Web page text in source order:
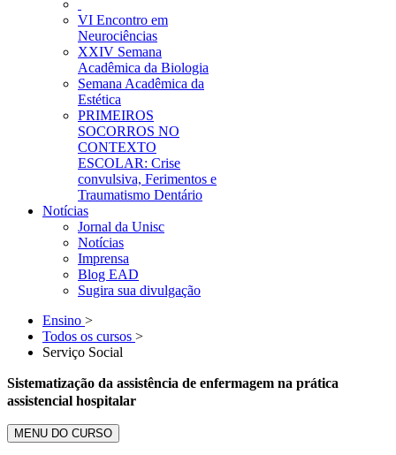
VI Encontro em
Neurociências
XXIV Semana
Acadêmica da Biologia
Semana Acadêmica da
Estética
PRIMEIROS
SOCORROS NO
CONTEXTO
ESCOLAR: Crise
convulsiva, Ferimentos e
Traumatismo Dentário
Notícias
Jornal da Unisc
Notícias
Imprensa
Blog EAD
Sugira sua divulgação
Ensino >
Todos os cursos >
Serviço Social
Sistematização da assistência de enfermagem na prática
assistencial hospitalar
MENU DO CURSO